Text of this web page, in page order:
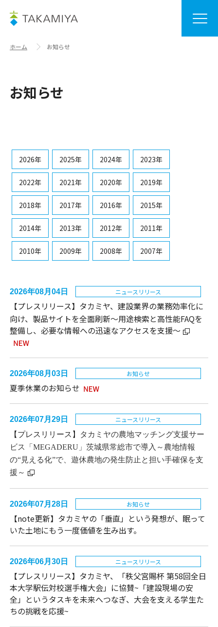
ホーム お知らせ
お知らせ
2026年 2025年 2024年 2023年
2022年 2021年 2020年 2019年
2018年 2017年 2016年 2015年
2014年 2013年 2012年 2011年
2010年 2009年 2008年 2007年
2026年08月04日 ニュースリリース
【プレスリリース】タカミヤ、建設業界の業務効率化に
向け、製品サイトを全面刷新～用途検索と高性能FAQを
整備し、必要な情報への迅速なアクセスを支援～
2026年08月03日 お知らせ
夏季休業のお知らせ
2026年07月29日
ニュースリリース
【プレスリリース】
タカミヤの農地マッチング支援サー
ビス「MEGADERU」茨城県常総市で導入～農地情報
の“見える化”で、遊休農地の発生防止と担い手確保を支
援～
2026年07月28日 お知らせ
【note更新】タカミヤの「垂直」という発想が、眠って
いた土地にもう一度価値を生み出す。
2026年06月30日 ニュースリリース
【プレスリリース】タカミヤ、「秩父宮賜杯 第58回全日
本大学駅伝対校選手権大会」に協賛~「建設現場の安
全」というタスキを未来へつなぎ、大会を支える学生た
ちの挑戦を応援~